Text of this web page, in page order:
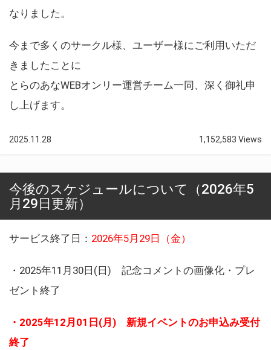
なりました。
今まで多くのサークル様、ユーザー様にご利用いただ
きましたことに
とらのあなWEBオンリー運営チーム一同、深く御礼申
し上げます。
2025.11.28 1,152,583 Views
今後のスケジュールについて（2026年5
月29日更新）
サービス終了日： 2026年5月29日（金）
・2025年11月30日(日) 記念コメントの画像化・プレ
ゼント終了
・2025年12月01日(月) 新規イベントのお申込み受付
終了